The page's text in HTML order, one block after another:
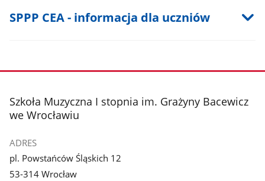
SPPP CEA - informacja dla uczniów
stopka
Szkoła Muzyczna I stopnia im. Grażyny Bacewicz
we Wrocławiu
ADRES
pl. Powstańców Śląskich 12
53-314 Wrocław